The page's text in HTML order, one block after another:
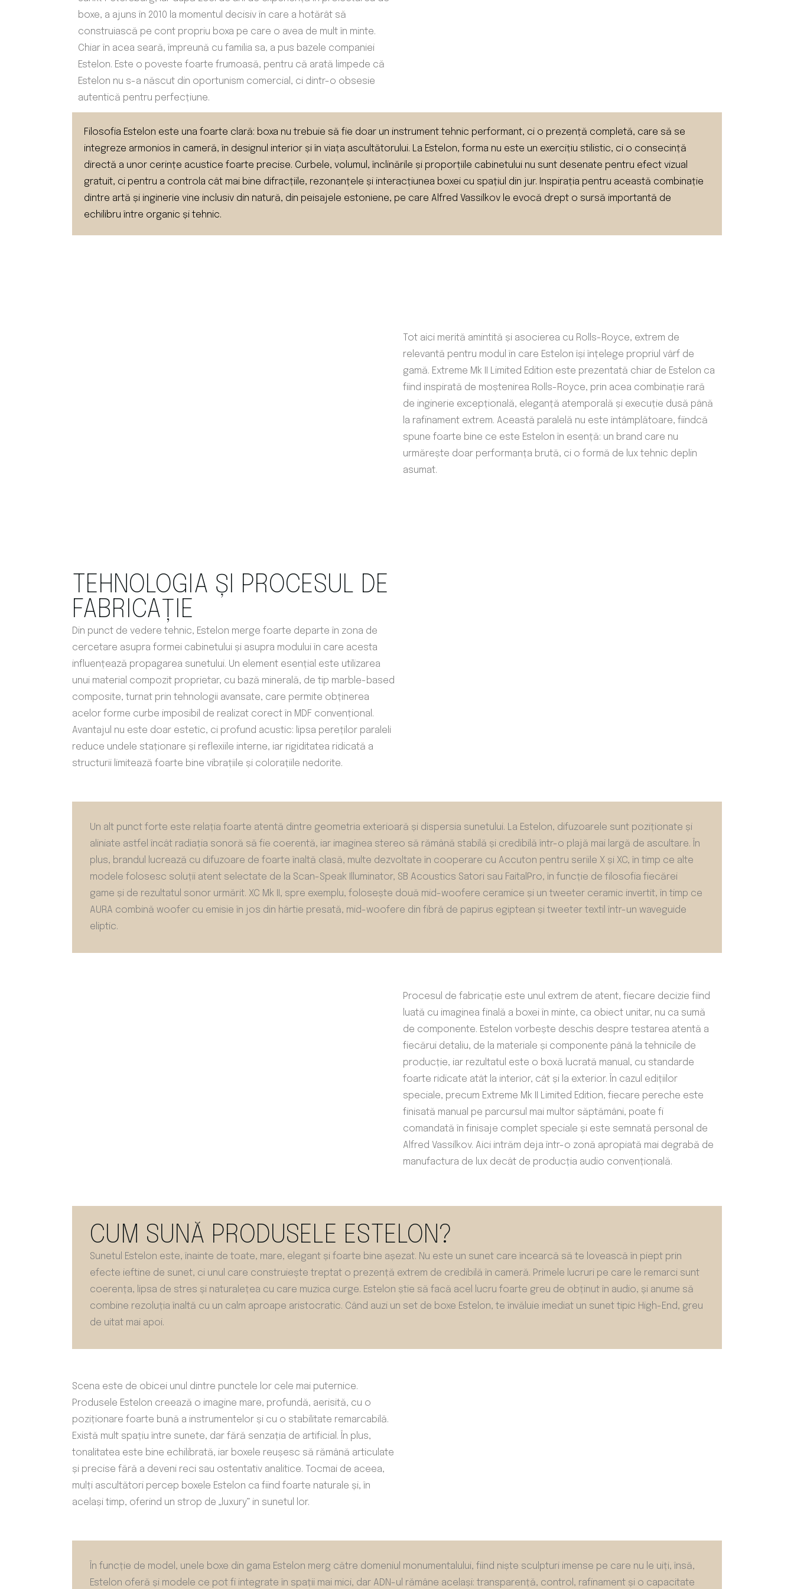
boxe, a ajuns în 2010 la momentul decisiv în care a hotărât să
construiască pe cont propriu boxa pe care o avea de mult în minte.
Chiar în acea seară, împreună cu familia sa, a pus bazele companiei
Estelon. Este o poveste foarte frumoasă, pentru că arată limpede că
Estelon nu s-a născut din oportunism comercial, ci dintr-o obsesie
autentică pentru perfecțiune.
Filosofia Estelon este una foarte clară: boxa nu trebuie să fie doar un instrument tehnic performant, ci o prezență completă, care să se
integreze armonios în cameră, în designul interior și în viața ascultătorului. La Estelon, forma nu este un exercițiu stilistic, ci o consecință
directă a unor cerințe acustice foarte precise. Curbele, volumul, înclinările și proporțiile cabinetului nu sunt desenate pentru efect vizual
gratuit, ci pentru a controla cât mai bine difracțiile, rezonanțele și interacțiunea boxei cu spațiul din jur. Inspirația pentru această combinație
dintre artă și inginerie vine inclusiv din natură, din peisajele estoniene, pe care Alfred Vassilkov le evocă drept o sursă importantă de
echilibru între organic și tehnic.
Tot aici merită amintită și asocierea cu Rolls-Royce, extrem de
relevantă pentru modul în care Estelon își înțelege propriul vârf de
gamă. Extreme Mk II Limited Edition este prezentată chiar de Estelon ca
fiind inspirată de moștenirea Rolls-Royce, prin acea combinație rară
de inginerie excepțională, eleganță atemporală și execuție dusă până
la rafinament extrem. Această paralelă nu este întâmplătoare, fiindcă
spune foarte bine ce este Estelon în esență: un brand care nu
urmărește doar performanța brută, ci o formă de lux tehnic deplin
asumat.
TEHNOLOGIA ȘI PROCESUL DE
FABRICAȚIE
Din punct de vedere tehnic, Estelon merge foarte departe în zona de
cercetare asupra formei cabinetului și asupra modului în care acesta
influențează propagarea sunetului. Un element esențial este utilizarea
unui material compozit proprietar, cu bază minerală, de tip marble-based
composite, turnat prin tehnologii avansate, care permite obținerea
acelor forme curbe imposibil de realizat corect în MDF convențional.
Avantajul nu este doar estetic, ci profund acustic: lipsa pereților paraleli
reduce undele staționare și reflexiile interne, iar rigiditatea ridicată a
structurii limitează foarte bine vibrațiile și colorațiile nedorite.
Un alt punct forte este relația foarte atentă dintre geometria exterioară și dispersia sunetului. La Estelon, difuzoarele sunt poziționate și
aliniate astfel încât radiația sonoră să fie coerentă, iar imaginea stereo să rămână stabilă și credibilă într-o plajă mai largă de ascultare. În
plus, brandul lucrează cu difuzoare de foarte înaltă clasă, multe dezvoltate în cooperare cu Accuton pentru seriile X și XC, în timp ce alte
modele folosesc soluții atent selectate de la Scan-Speak Illuminator, SB Acoustics Satori sau FaitalPro, în funcție de filosofia fiecărei
game și de rezultatul sonor urmărit. XC Mk II, spre exemplu, folosește două mid-woofere ceramice și un tweeter ceramic invertit, în timp ce
AURA combină woofer cu emisie în jos din hârtie presată, mid-woofere din fibră de papirus egiptean și tweeter textil într-un waveguide
eliptic.
Procesul de fabricație este unul extrem de atent, fiecare decizie fiind
luată cu imaginea finală a boxei în minte, ca obiect unitar, nu ca sumă
de componente. Estelon vorbește deschis despre testarea atentă a
fiecărui detaliu, de la materiale și componente până la tehnicile de
producție, iar rezultatul este o boxă lucrată manual, cu standarde
foarte ridicate atât la interior, cât și la exterior. În cazul edițiilor
speciale, precum Extreme Mk II Limited Edition, fiecare pereche este
finisată manual pe parcursul mai multor săptămâni, poate fi
comandată în finisaje complet speciale și este semnată personal de
Alfred Vassilkov. Aici intrăm deja într-o zonă apropiată mai degrabă de
manufactura de lux decât de producția audio convențională.
CUM SUNĂ PRODUSELE ESTELON?
Sunetul Estelon este, înainte de toate, mare, elegant și foarte bine așezat. Nu este un sunet care încearcă să te lovească în piept prin
efecte ieftine de sunet, ci unul care construiește treptat o prezență extrem de credibilă în cameră. Primele lucruri pe care le remarci sunt
coerența, lipsa de stres și naturalețea cu care muzica curge. Estelon știe să facă acel lucru foarte greu de obținut în audio, și anume să
combine rezoluția înaltă cu un calm aproape aristocratic. Când auzi un set de boxe Estelon, te învăluie imediat un sunet tipic High-End, greu
de uitat mai apoi.
Scena este de obicei unul dintre punctele lor cele mai puternice.
Produsele Estelon creează o imagine mare, profundă, aerisită, cu o
poziționare foarte bună a instrumentelor și cu o stabilitate remarcabilă.
Există mult spațiu între sunete, dar fără senzația de artificial. În plus,
tonalitatea este bine echilibrată, iar boxele reușesc să rămână articulate
și precise fără a deveni reci sau ostentativ analitice. Tocmai de aceea,
mulți ascultători percep boxele Estelon ca fiind foarte naturale și, în
același timp, oferind un strop de „luxury” in sunetul lor.
În funcție de model, unele boxe din gama Estelon merg către domeniul monumentalului, fiind niște sculpturi imense pe care nu le uiți, însă,
Estelon oferă și modele ce pot fi integrate în spații mai mici, dar ADN-ul rămâne același: transparență, control, rafinament și o capacitate